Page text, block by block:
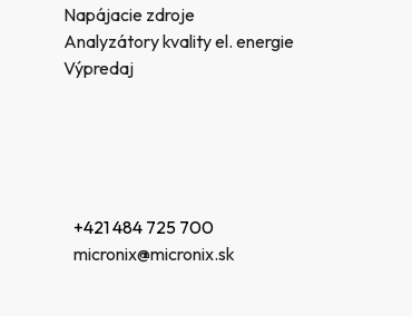
Napájacie zdroje
Analyzátory kvality el. energie
Výpredaj
+421 484 725 700
micronix@micronix.sk